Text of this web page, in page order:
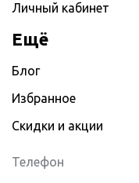
Личный кабинет
Ещё
Блог
Избранное
Скидки и акции
Телефон